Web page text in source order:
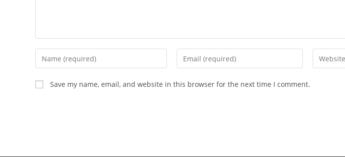
Enter
your
name
or
Enter
your
Enter
your
Save my name, email, and website in this browser for the next time I comment.